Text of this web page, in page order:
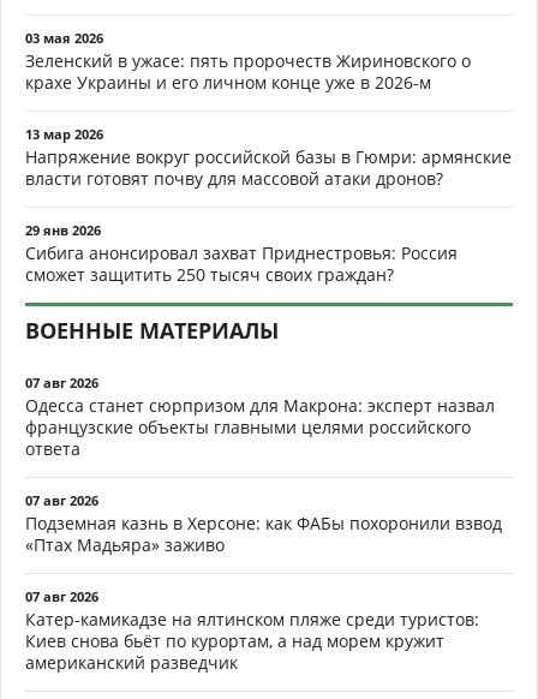
03 мая 2026
Зеленский в ужасе: пять пророчеств Жириновского о
крахе Украины и его личном конце уже в 2026-м
13 мар 2026
Напряжение вокруг российской базы в Гюмри: армянские
власти готовят почву для массовой атаки дронов?
29 янв 2026
Сибига анонсировал захват Приднестровья: Россия
сможет защитить 250 тысяч своих граждан?
ВОЕННЫЕ МАТЕРИАЛЫ
07 авг 2026
Одесса станет сюрпризом для Макрона: эксперт назвал
французские объекты главными целями российского
ответа
07 авг 2026
Подземная казнь в Херсоне: как ФАБы похоронили взвод
«Птах Мадьяра» заживо
07 авг 2026
Катер-камикадзе на ялтинском пляже среди туристов:
Киев снова бьёт по курортам, а над морем кружит
американский разведчик